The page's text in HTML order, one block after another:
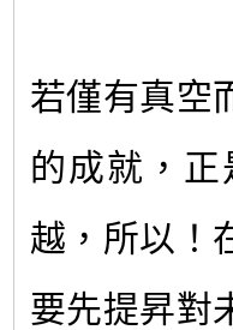
若僅有真空
的成就，
越，所以！
要先提昇對